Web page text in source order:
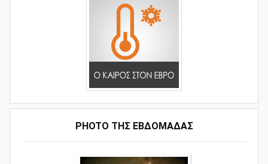
PHOTO ΤΗΣ ΕΒΔΟΜΑΔΑΣ